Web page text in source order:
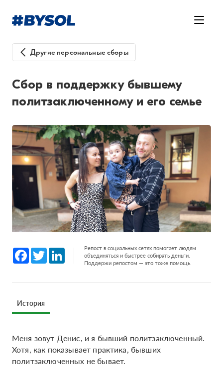
Другие персональные сборы
Сбор в поддержку бывшему
политзаключенному и его семье
Facebook
Twitter LinkedInРепост в социальных сетях помогает людям
объединяться и быстрее собирать деньги.
Поддержи репостом — это тоже помощь.
История
Меня зовут Денис, и я бывший политзаключенный.
Хотя, как показывает практика, бывших
политзаключенных не бывает.